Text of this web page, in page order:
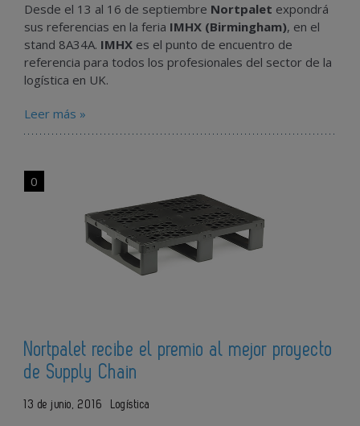
Desde el 13 al 16 de septiembre Nortpalet expondrá
sus referencias en la feria IMHX (Birmingham), en el
stand 8A34A. IMHX es el punto de encuentro de
referencia para todos los profesionales del sector de la
logística en UK.
Leer más »
0
Nortpalet recibe el premio al mejor proyecto
de Supply Chain
13 de junio, 2016 Logística